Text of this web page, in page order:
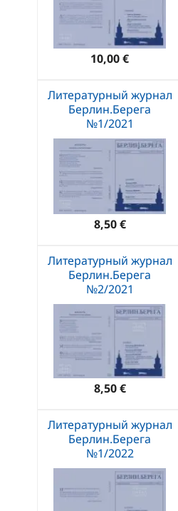
10,00 €
Литературный журнал
Берлин.Берега
№1/2021
8,50 €
Литературный журнал
Берлин.Берега
№2/2021
8,50 €
Литературный журнал
Берлин.Берега
№1/2022